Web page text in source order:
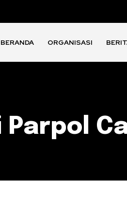
BERANDA ORGANISASI
Parpol